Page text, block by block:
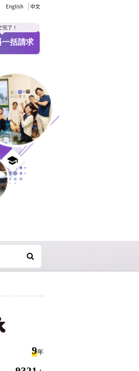
English 中文
完了！
一括請求
9年